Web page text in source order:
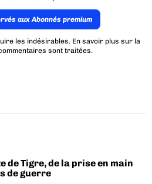
aux Abonnés premium
les indésirables. En savoir plus sur la
sont traitées.
de Tigre, de la prise en main
de guerre